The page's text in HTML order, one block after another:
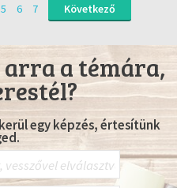
5 6 7 Következő
a témára,
egy képzés, értesítünk